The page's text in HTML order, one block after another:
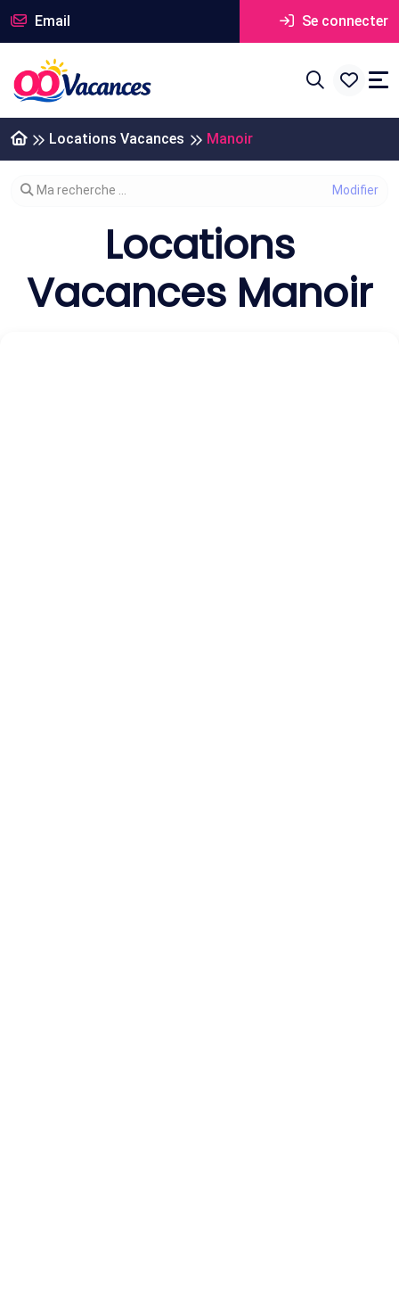
Email Se connecter
Locations Vacances Manoir
Modifier votre recherche
Ma recherche ...
Locations
Vacances Manoir